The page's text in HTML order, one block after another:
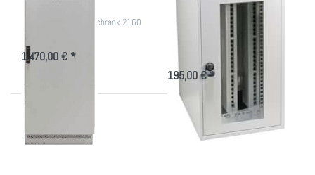
DSGVO Datenschutzschrank 2160
mm hoch
1.470,00 € *
vertikal, 10HE
horizontal
10" bzw. 19" Wandverteiler
vertikale oder horizontale Montage
195,00 € *
mehr Optionen
zu Triton
Drücken
Sie ENTER
für mehr